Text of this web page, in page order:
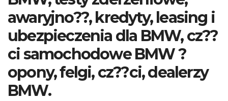
awaryjno??, kredyty, leasing i
ubezpieczenia dla BMW, cz??
ci samochodowe BMW ?
opony, felgi, cz??ci, dealerzy
BMW.